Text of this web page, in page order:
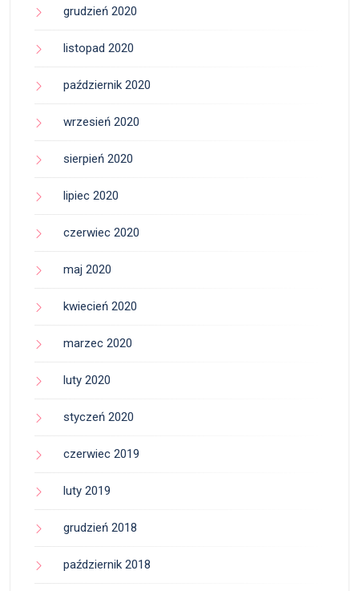
grudzień 2020
listopad 2020
październik 2020
wrzesień 2020
sierpień 2020
lipiec 2020
czerwiec 2020
maj 2020
kwiecień 2020
marzec 2020
luty 2020
styczeń 2020
czerwiec 2019
luty 2019
grudzień 2018
październik 2018